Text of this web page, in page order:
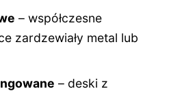
– współczesne
zardzewiały metal lub
– deski z